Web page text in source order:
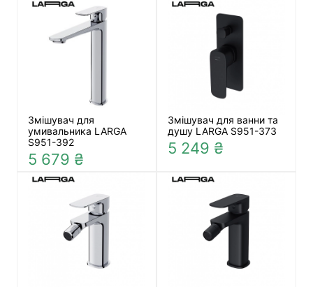
Змішувач для
умивальника LARGA
S951-392
5 679 ₴
Змішувач для ванни та
душу LARGA S951-373
5 249 ₴